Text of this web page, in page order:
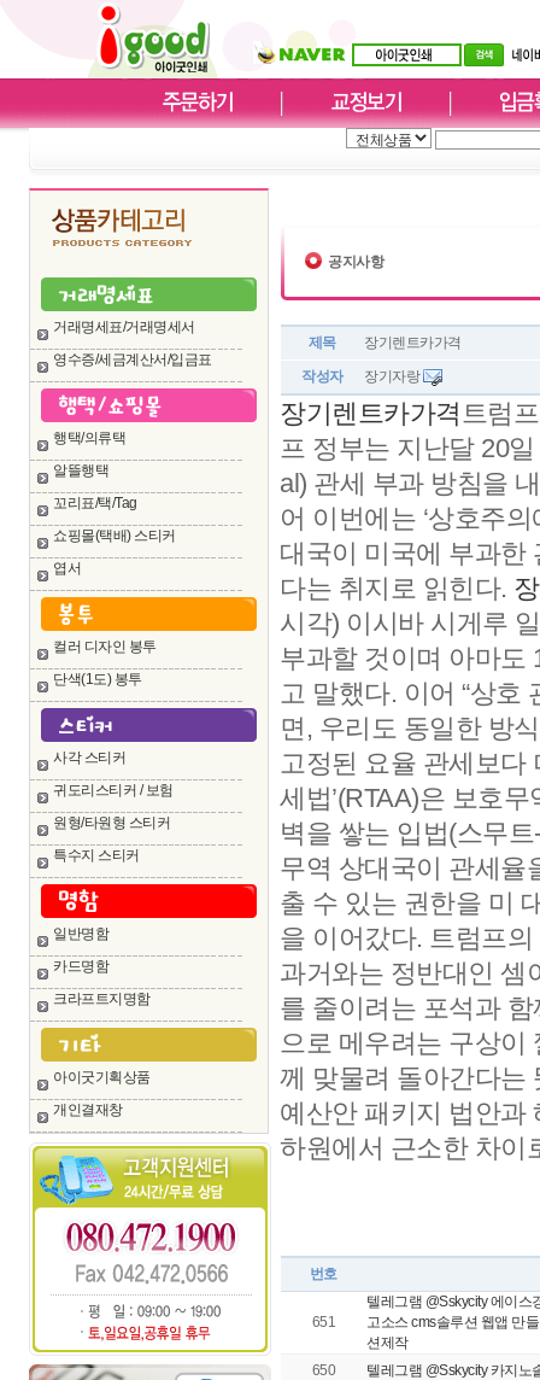
거래명세표/거래명세서
영수증/세금계산서/입금표
행택/의류택
알뜰행택
꼬리표/택/Tag
쇼핑몰(택배) 스티커
엽서
컬러 디자인 봉투
단색(1도) 봉투
사각 스티커
귀도리스티커 / 보험
원형/타원형 스티커
특수지 스티커
일반명함
카드명함
크라프트지명함
아이굿기획상품
개인결재창
공지사항
제목
장기렌트카가격
작성자
장기자랑
장기렌트카가격트럼
프 정부는 지난달 20
al) 관세 부과 방침을
어 이번에는 ‘상호주
대국이 미국에 부과한
다는 취지로 읽힌다.
시각) 이시바 시게루
부과할 것이며 아마도
고 말했다. 이어 “상호
면, 우리도 동일한 방
고정된 요율 관세보다
세법’(RTAA)은 보호
벽을 쌓는 입법(스무
무역 상대국이 관세율
출 수 있는 권한을 미
을 이어갔다. 트럼프
과거와는 정반대인 셈
를 줄이려는 포석과
으로 메우려는 구상이
께 맞물려 돌아간다는
예산안 패키지 법안과
하원에서 근소한 차이
번호
651
텔레그램 @Sskycity 에이스
고소스 cms솔루션 웹앱 만
션제작
650
텔레그램 @Sskycity 카지노